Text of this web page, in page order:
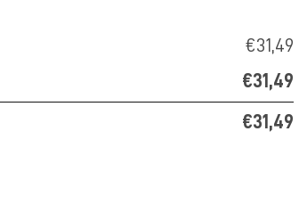
€31,49
€31,49
€31,49